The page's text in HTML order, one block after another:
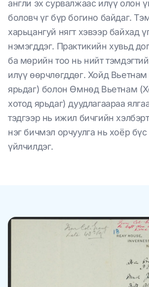
англи эх сурвалжаас илүү олон
боловч үг бүр богино байдаг.
харьцангуй нягт хэвээр байхад
нэмэгддэг. Практикийн хувьд
ба мөрийн тоо нь нийт
илүү өөрчлөгддөг. Хойд
ярьдаг) болон Өмнөд Вьетнам
хотод ярьдаг) дуудлагаараа
тэдгээр нь ижил бичгийн
нэг бичмэл орчуулга нь хоёр бүс
үйлчилдэг.